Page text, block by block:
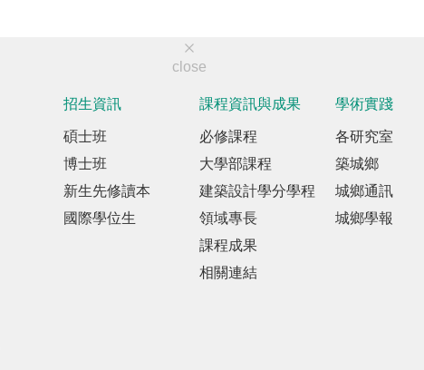
close
招生資訊
碩士班
博士班
新生先修讀本
國際學位生
課程資訊與成果
必修課程
大學部課程
建築設計學分學程
領域專長
課程成果
相關連結
學術實踐
各研究室
築城鄉
城鄉通訊
城鄉學報